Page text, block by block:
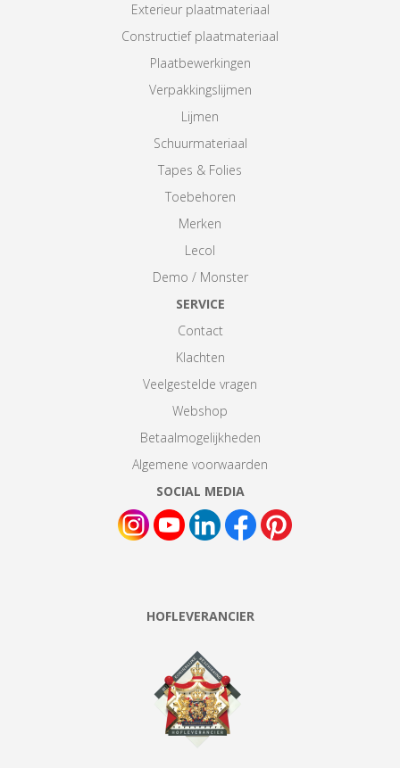
Exterieur plaatmateriaal
Constructief plaatmateriaal
Plaatbewerkingen
Verpakkingslijmen
Lijmen
Schuurmateriaal
Tapes & Folies
Toebehoren
Merken
Lecol
Demo / Monster
SERVICE
Contact
Klachten
Veelgestelde vragen
Webshop
Betaalmogelijkheden
Algemene voorwaarden
SOCIAL MEDIA
HOFLEVERANCIER